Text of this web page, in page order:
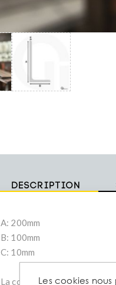
Description
A: 200mm
B: 100mm
C: 10mm
La cornière inégale en acier
Les cookies